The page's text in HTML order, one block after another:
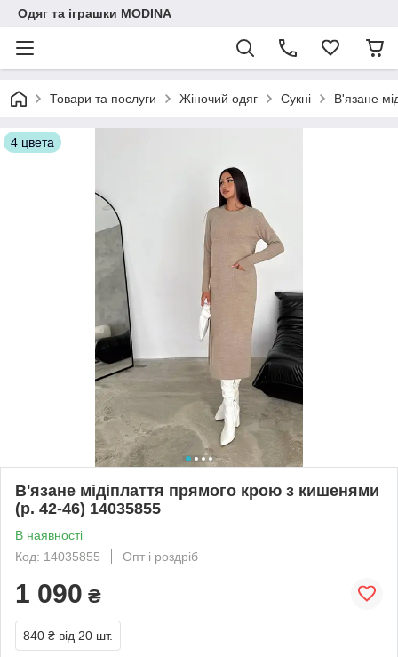
Одяг та іграшки MODINA
Товари та послуги Жіночий одяг Сукні В'язане
4 цвета
В'язане мідіплаття прямого крою з кишенями
(р. 42-46) 14035855
В наявності
Код: 14035855
Опт і роздріб
1 090 ₴
840 ₴ від 20 шт.